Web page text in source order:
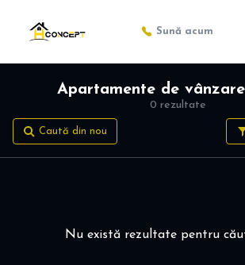
Sună acum
0 rezultate
Apartamente de
Caută din nou
Nu există rezultate pentru